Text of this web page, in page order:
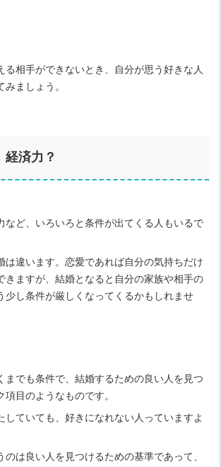
る相手ができないとき、自分が思う好きな人
ましょう。
経済力？
など、いろいろと条件が出てくる人もいるで
は違います。恋愛であれば自分の気持ちだけ
きますが、結婚となると自分の家族や相手の
少し条件が厳しくなってくるかもしれませ
までも条件で、結婚するための良い人を見つ
目のようなものです。
していても、好きになれない人っていますよ
のは良い人を見つけるための基準であって、